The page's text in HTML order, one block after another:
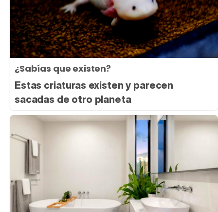
¿Sabías que existen?
Estas criaturas existen y parecen
sacadas de otro planeta